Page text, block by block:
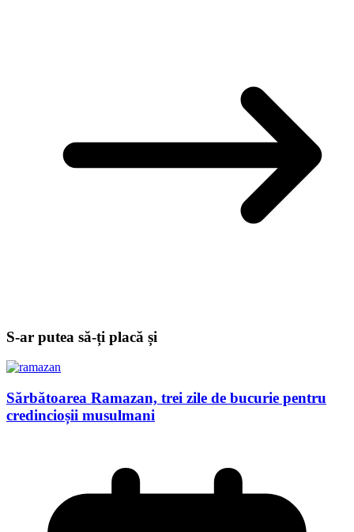
S-ar putea să-ți placă și
Sărbătoarea Ramazan, trei zile de bucurie pentru
credincioșii musulmani